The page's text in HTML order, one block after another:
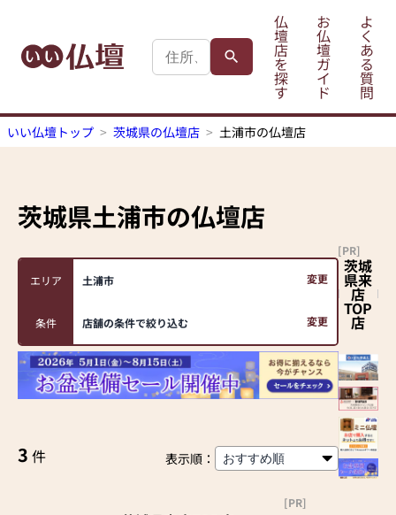
仏
壇
店
を
探
す
お
仏
壇
ガ
イ
ド
よ
く
あ
る
質
問
いい仏壇トップ 茨城県の仏壇店 土浦市の仏壇店
茨城県土浦市の仏壇店
エリア 土浦市 変更
条件 店舗の条件で絞り込む 変更
3 件 表示順：
[PR]
茨城
県来
店
TOP
店
[PR]